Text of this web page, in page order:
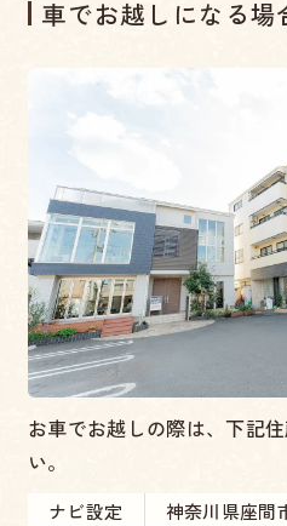
車でお越しになる場
お車でお越しの際は、下記
い。
ナビ設定 神奈川県座間